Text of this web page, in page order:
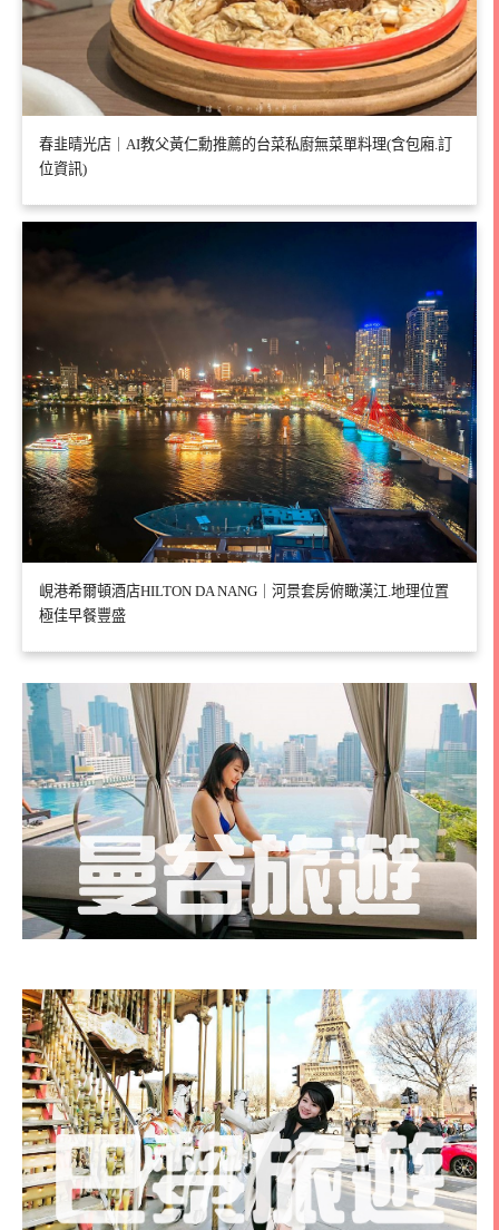
春韭晴光店｜AI教父黃仁勳推薦的台菜私廚無菜單料理(含包廂.訂
位資訊)
峴港希爾頓酒店HILTON DA NANG｜河景套房俯瞰漢江.地理位置
極佳早餐豐盛